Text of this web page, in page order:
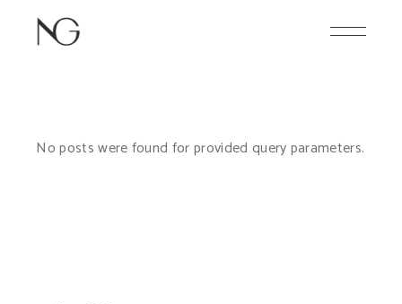
No posts were found for provided query parameters.